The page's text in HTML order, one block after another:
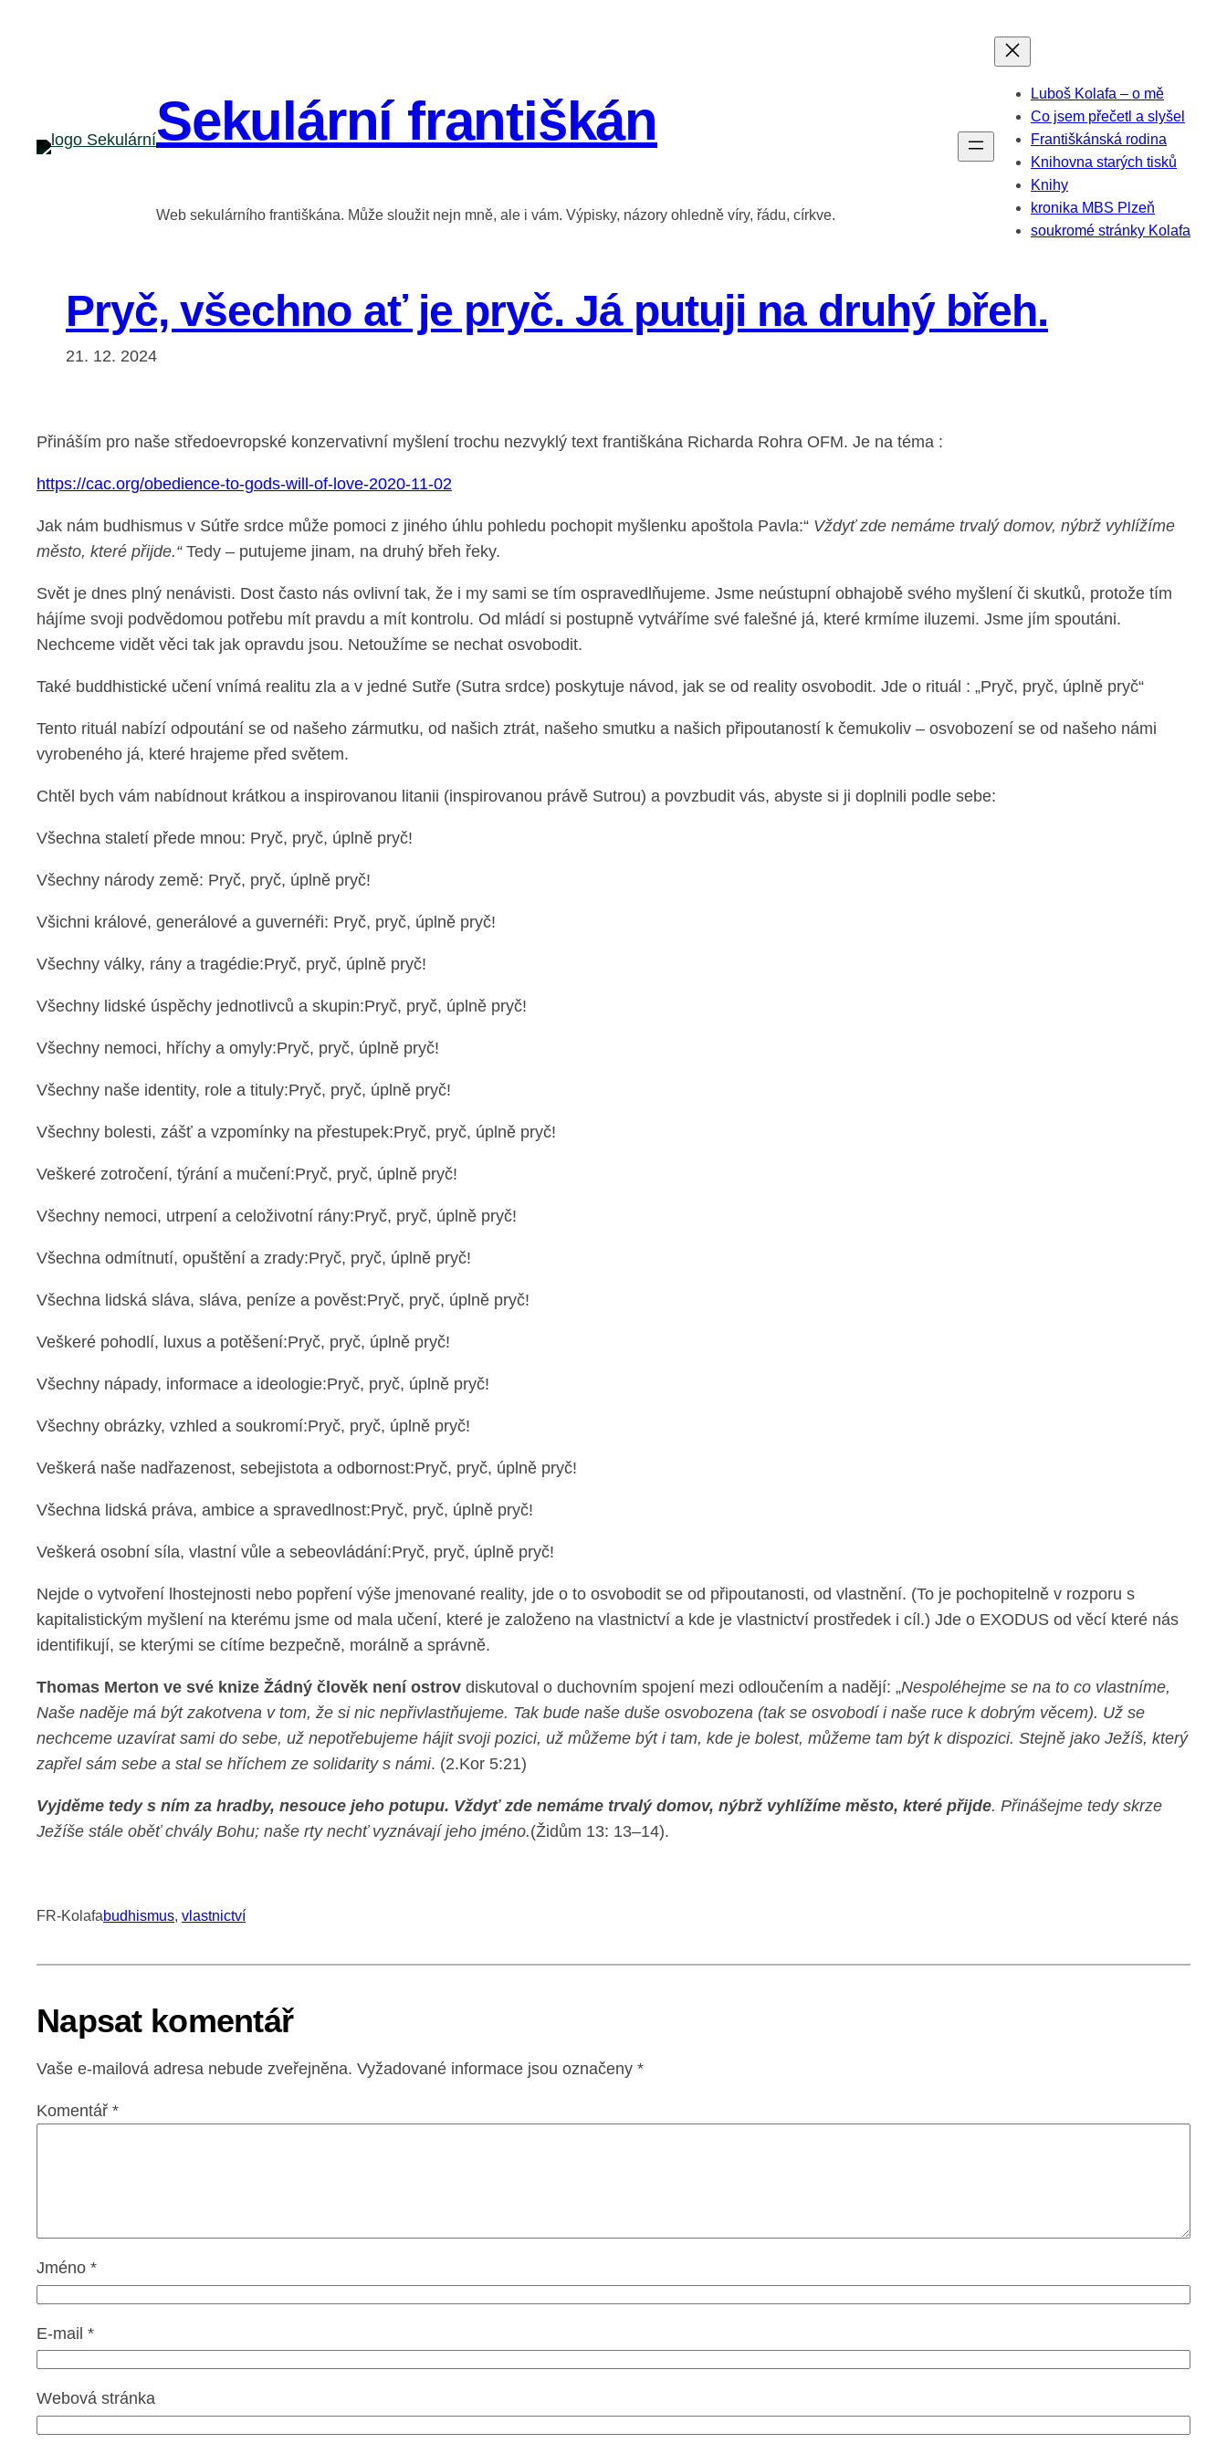
Sekulární františkán
Web sekulárního františkána. Může sloužit nejn mně, ale i vám. Výpisky, názory ohledně víry, řádu, církve.
Luboš Kolafa – o mě
Co jsem přečetl a slyšel
Františkánská rodina
Knihovna starých tisků
Knihy
kronika MBS Plzeň
soukromé stránky Kolafa
Pryč, všechno ať je pryč. Já putuji na druhý břeh.
21. 12. 2024
Přináším pro naše středoevropské konzervativní myšlení trochu nezvyklý text františkána Richarda Rohra OFM. Je na téma :
https://cac.org/obedience-to-gods-will-of-love-2020-11-02
Jak nám budhismus v Sútře srdce může pomoci z jiného úhlu pohledu pochopit myšlenku apoštola Pavla:“ Vždyť zde nemáme trvalý domov, nýbrž vyhlížíme
město, které přijde.“Tedy – putujeme jinam, na druhý břeh řeky.
Svět je dnes plný nenávisti. Dost často nás ovlivní tak, že i my sami se tím ospravedlňujeme. Jsme neústupní obhajobě svého myšlení či skutků, protože tím
hájíme svoji podvědomou potřebu mít pravdu a mít kontrolu. Od mládí si postupně vytváříme své falešné já, které krmíme iluzemi. Jsme jím spoutáni.
Nechceme vidět věci tak jak opravdu jsou. Netoužíme se nechat osvobodit.
Také buddhistické učení vnímá realitu zla a v jedné Sutře (Sutra srdce) poskytuje návod, jak se od reality osvobodit. Jde o rituál : „Pryč, pryč, úplně pryč“
Tento rituál nabízí odpoutání se od našeho zármutku, od našich ztrát, našeho smutku a našich připoutaností k čemukoliv – osvobození se od našeho námi
vyrobeného já, které hrajeme před světem.
Chtěl bych vám nabídnout krátkou a inspirovanou litanii (inspirovanou právě Sutrou) a povzbudit vás, abyste si ji doplnili podle sebe:
Všechna staletí přede mnou: Pryč, pryč, úplně pryč!
Všechny národy země: Pryč, pryč, úplně pryč!
Všichni králové, generálové a guvernéři: Pryč, pryč, úplně pryč!
Všechny války, rány a tragédie:Pryč, pryč, úplně pryč!
Všechny lidské úspěchy jednotlivců a skupin:Pryč, pryč, úplně pryč!
Všechny nemoci, hříchy a omyly:Pryč, pryč, úplně pryč!
Všechny naše identity, role a tituly:Pryč, pryč, úplně pryč!
Všechny bolesti, zášť a vzpomínky na přestupek:Pryč, pryč, úplně pryč!
Veškeré zotročení, týrání a mučení:Pryč, pryč, úplně pryč!
Všechny nemoci, utrpení a celoživotní rány:Pryč, pryč, úplně pryč!
Všechna odmítnutí, opuštění a zrady:Pryč, pryč, úplně pryč!
Všechna lidská sláva, sláva, peníze a pověst:Pryč, pryč, úplně pryč!
Veškeré pohodlí, luxus a potěšení:Pryč, pryč, úplně pryč!
Všechny nápady, informace a ideologie:Pryč, pryč, úplně pryč!
Všechny obrázky, vzhled a soukromí:Pryč, pryč, úplně pryč!
Veškerá naše nadřazenost, sebejistota a odbornost:Pryč, pryč, úplně pryč!
Všechna lidská práva, ambice a spravedlnost:Pryč, pryč, úplně pryč!
Veškerá osobní síla, vlastní vůle a sebeovládání:Pryč, pryč, úplně pryč!
Nejde o vytvoření lhostejnosti nebo popření výše jmenované reality, jde o to osvobodit se od připoutanosti, od vlastnění. (To je pochopitelně v rozporu s
kapitalistickým myšlení na kterému jsme od mala učení, které je založeno na vlastnictví a kde je vlastnictví prostředek i cíl.) Jde o EXODUS od věcí které nás
identifikují, se kterými se cítíme bezpečně, morálně a správně.
Thomas Merton ve své knize Žádný člověk není ostrov diskutoval o duchovním spojení mezi odloučením a nadějí: „Nespoléhejme se na to co vlastníme,
Naše naděje má být zakotvena v tom, že si nic nepřivlastňujeme. Tak bude naše duše osvobozena (tak se osvobodí i naše ruce k dobrým věcem). Už se
nechceme uzavírat sami do sebe, už nepotřebujeme hájit svoji pozici, už můžeme být i tam, kde je bolest, můžeme tam být k dispozici. Stejně jako Ježíš, který
zapřel sám sebe a stal se hříchem ze solidarity s námi. (2.Kor 5:21)
Vyjděme tedy s ním za hradby, nesouce jeho potupu. Vždyť zde nemáme trvalý domov, nýbrž vyhlížíme město, které přijde. Přinášejme tedy skrze
Ježíše stále oběť chvály Bohu; naše rty nechť vyznávají jeho jméno.(Židům 13: 13–14).
FR-Kolafabudhismus, vlastnictví
Napsat komentář
Vaše e-mailová adresa nebude zveřejněna. Vyžadované informace jsou označeny *
Komentář *
Jméno *
E-mail *
Webová stránka